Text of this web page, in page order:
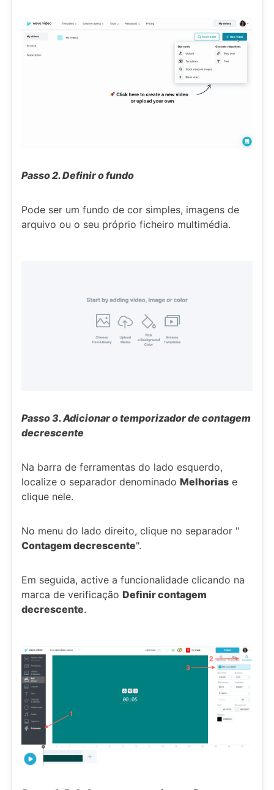
Passo 2. Definir o fundo
Pode ser um fundo de cor simples, imagens de
arquivo ou o seu próprio ficheiro multimédia.
Passo 3. Adicionar o temporizador de contagem
decrescente
Na barra de ferramentas do lado esquerdo,
localize o separador denominado Melhorias e
clique nele.
No menu do lado direito, clique no separador "
Contagem decrescente".
Em seguida, active a funcionalidade clicando na
marca de verificação Definir contagem
decrescente.